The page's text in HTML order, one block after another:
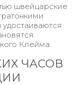
швейцарские
Клейма.
ЧАСОВ